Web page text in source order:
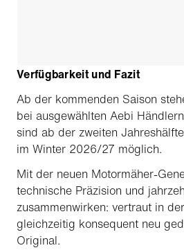
Verfügbarkeit und Fazit
Ab der kommenden Saison
bei ausgewählten Aebi
sind ab der zweiten
im Winter 2026/27 möglich.
Mit der neuen Motormäher-
technische Präzision und
zusammenwirken: vertraut in
gleichzeitig konsequent neu
Original.